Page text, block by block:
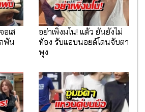
อเส
พัน
อย่าเพิ่งมโน! แต้ว ยันยังไม่
ท้อง รับแอบนอยด์โดนจับตา
พุง